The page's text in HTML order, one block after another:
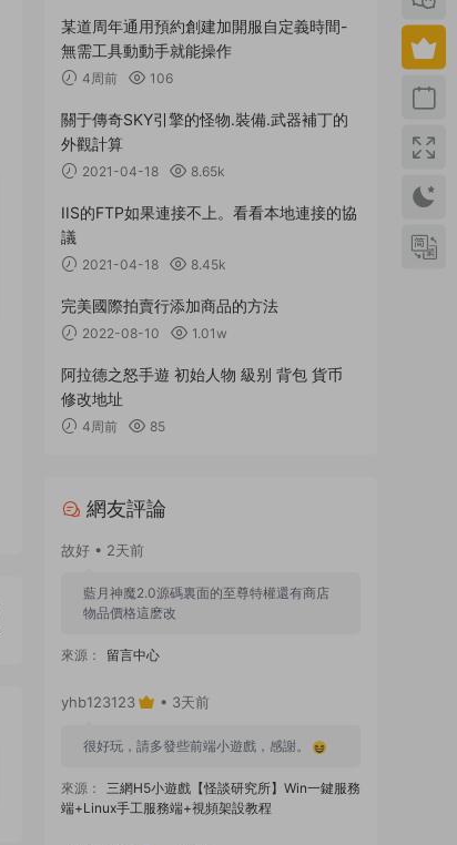
某道周年通用預約創建加開服自定義時間-
無需工具動動手就能操作
4周前 106
關于傳奇SKY引擎的怪物.裝備.武器補丁的
外觀計算
2021-04-18 8.65k
IIS的FTP如果連接不上。看看本地連接的協
議
2021-04-18 8.45k
完美國際拍賣行添加商品的方法
2022-08-10 1.01w
阿拉德之怒手遊 初始人物 級别 背包 貨币
修改地址
4周前 85
網友評論
故好 • 2天前
藍月神魔2.0源碼裏面的至尊特權還有商店
物品價格這麽改
來源： 留言中心
yhb123123 • 3天前
很好玩，請多發些前端小遊戲，感謝。
來源：
三網H5小遊戲【怪談研究所】Win一鍵服務
端+Linux手工服務端+視頻架設教程